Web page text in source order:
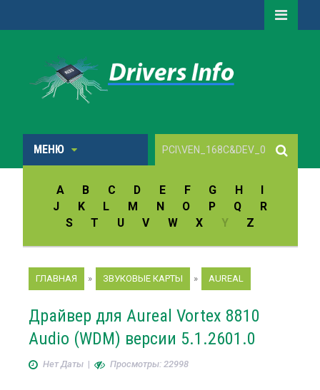
МЕНЮ
A B C D E F G H
I
J
K L M N O P Q
R
S
T U V W X Y Z
ГЛАВНАЯ » ЗВУКОВЫЕ КАРТЫ » AUREAL
Драйвер для Aureal Vortex 8810
Audio (WDM) версии 5.1.2601.0
Нет Даты| Просмотры: 22998